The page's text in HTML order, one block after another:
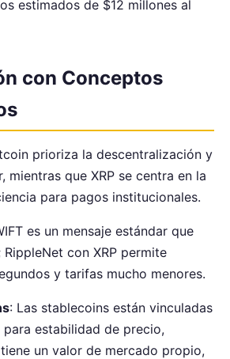
estimados de $12 millones al
con Conceptos
prioriza la descentralización y
mientras que XRP se centra en la
para pagos institucionales.
es un mensaje estándar que
con XRP permite
y tarifas mucho menores.
: Las stablecoins están vinculadas
estabilidad de precio,
un valor de mercado propio,